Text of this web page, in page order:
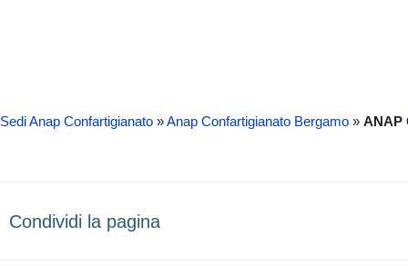
Sedi Anap Confartigianato »Anap Confartigianato Bergamo » ANAP
Condividi la pagina